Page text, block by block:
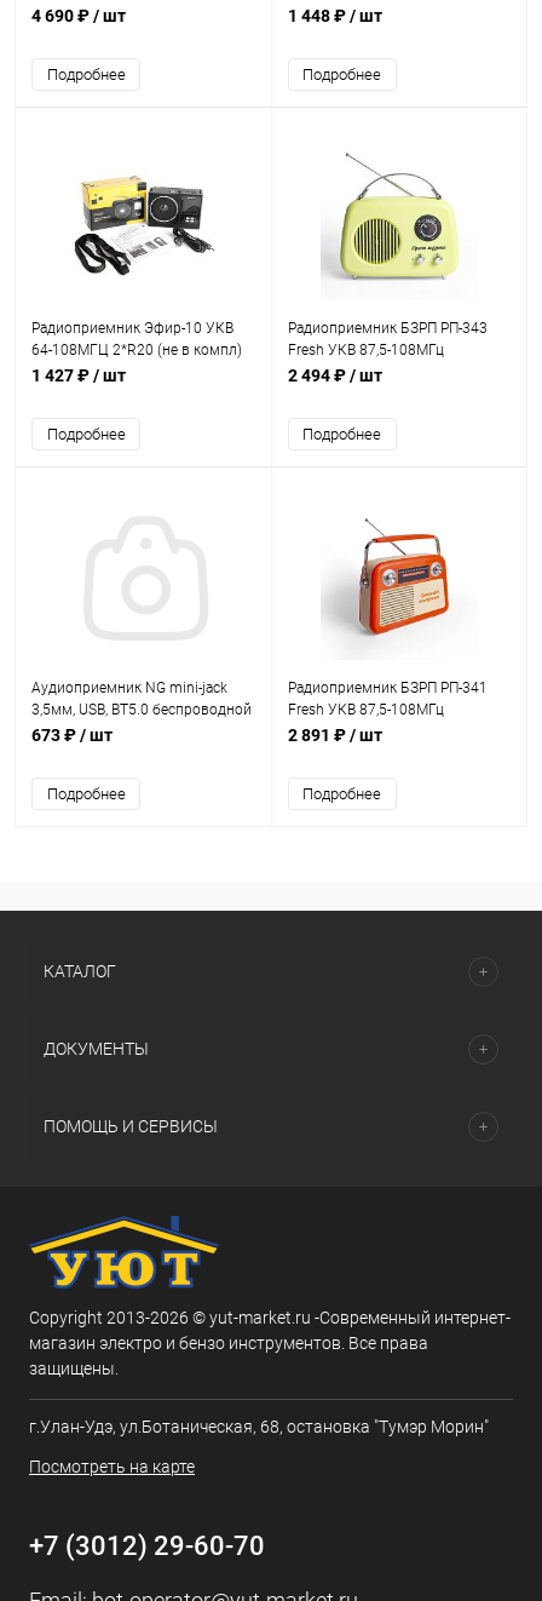
BT/USB/TF/AUX
4 690 ₽/ шт
Подробнее
220V
1 448 ₽/ шт
Подробнее
Радиоприемник Эфир-10 УКВ
64-108МГЦ 2*R20 (не в компл)
220V акб900мА/ч USB SD micro-
1 427 ₽/ шт
Подробнее
Радиоприемник БЗРП РП-343
Fresh УКВ 87,5-108МГц
DC5B,акб,BT/USB/AUX зеленый
2 494 ₽/ шт
Подробнее
Аудиоприемник NG mini-jack
3,5мм, USB, BT5.0 беспроводной
673 ₽/ шт
Подробнее
Радиоприемник БЗРП РП-341
Fresh УКВ 87,5-108МГц
DC5B,акб,BT/USB/AUX
2 891 ₽/ шт
Подробнее
КАТАЛОГ
ДОКУМЕНТЫ
ПОМОЩЬ И СЕРВИСЫ
Copyright 2013-2026 © yut-market.ru -Современный интернет-
магазин электро и бензо инструментов. Все права
защищены.
г.Улан-Удэ, ул.Ботаническая, 68, остановка "Тумэр Морин"
Посмотреть на карте
+7 (3012) 29-60-70